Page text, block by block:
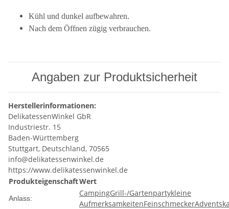
Kühl und dunkel aufbewahren.
Nach dem Öffnen zügig verbrauchen.
Angaben zur Produktsicherheit
Herstellerinformationen:
DelikatessenWinkel GbR
Industriestr. 15
Baden-Württemberg
Stuttgart, Deutschland, 70565
info@delikatessenwinkel.de
https://www.delikatessenwinkel.de
ProdukteigenschaftWert
Anlass:
CampingGrill-/Gartenpartykleine
AufmerksamkeitenFeinschmecker